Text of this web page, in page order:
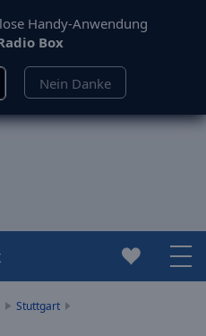
Handy-Anwendung
Box
Nein Danke
Stuttgart